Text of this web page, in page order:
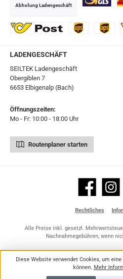
Abholung Ladengeschäft
LADENGESCHÄFT
SEILTEK Ladengeschäft
Obergiblen 7
6653 Elbigenalp (Bach)
Öffnungszeiten:
Mo - Fr: 10:00 - 18:00 Uhr
Routenplaner starten
Facebook Instagram
Rechtliches
Alle Preise inkl. gesetzl.
Nachnahmegebühren, wenn
Diese Website verwendet Cookies, um
können. Mehr